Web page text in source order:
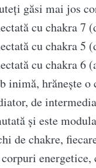
găsi mai jos
cu chakra 7
cu chakra 5
cu chakra 6
inimă, hrănește
de
și este
chakre, fiecare
energetice,
Get all the
straight